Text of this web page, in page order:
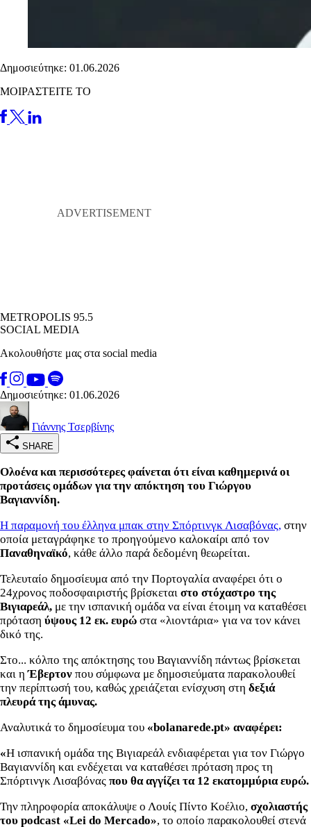
Δημοσιεύτηκε: 01.06.2026
ΜΟΙΡΑΣΤΕΙΤΕ ΤΟ
METROPOLIS 95.5
SOCIAL MEDIA
Ακολουθήστε μας στα social media
Δημοσιεύτηκε: 01.06.2026
Γιάννης Τσερβίνης
SHARE
Ολοένα και περισσότερες φαίνεται ότι είναι καθημερινά οι
προτάσεις ομάδων για την απόκτηση του Γιώργου
Βαγιαννίδη.
Η παραμονή του έλληνα μπακ στην Σπόρτινγκ Λισαβόνας, στην
οποία μεταγράφηκε το προηγούμενο καλοκαίρι από τον
Παναθηναϊκό, κάθε άλλο παρά δεδομένη θεωρείται.
Τελευταίο δημοσίευμα από την Πορτογαλία αναφέρει ότι ο
24χρονος ποδοσφαιριστής βρίσκεται στο στόχαστρο της
Βιγιαρεάλ, με την ισπανική ομάδα να είναι έτοιμη να καταθέσει
πρόταση ύψους 12 εκ. ευρώ στα «λιοντάρια» για να τον κάνει
δικό της.
Στο... κόλπο της απόκτησης του Βαγιαννίδη πάντως βρίσκεται
και ηΈβερτον που σύμφωνα με δημοσιεύματα παρακολουθεί
την περίπτωσή του, καθώς χρειάζεται ενίσχυση στη δεξιά
πλευρά της άμυνας.
Αναλυτικά το δημοσίευμα του «bolanarede.pt» αναφέρει:
«Η ισπανική ομάδα της Βιγιαρεάλ ενδιαφέρεται για τον Γιώργο
Βαγιαννίδη και ενδέχεται να καταθέσει πρόταση προς τη
Σπόρτινγκ Λισαβόνας που θα αγγίζει τα 12 εκατομμύρια ευρώ.
Την πληροφορία αποκάλυψε ο Λουίς Πίντο Κοέλιο, σχολιαστής
του podcast «Lei do Mercado», το οποίο παρακολουθεί στενά